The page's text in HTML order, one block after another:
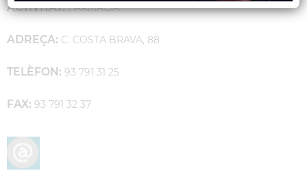
ACTIVITAT:FARMÀCIA
ADREÇA: C. COSTA BRAVA, 88
TELÈFON: 93 791 31 25
FAX: 93 791 32 37